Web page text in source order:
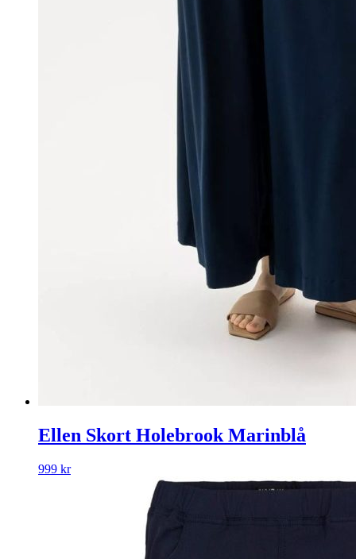
Ellen Skort Holebrook Marinblå
999 kr